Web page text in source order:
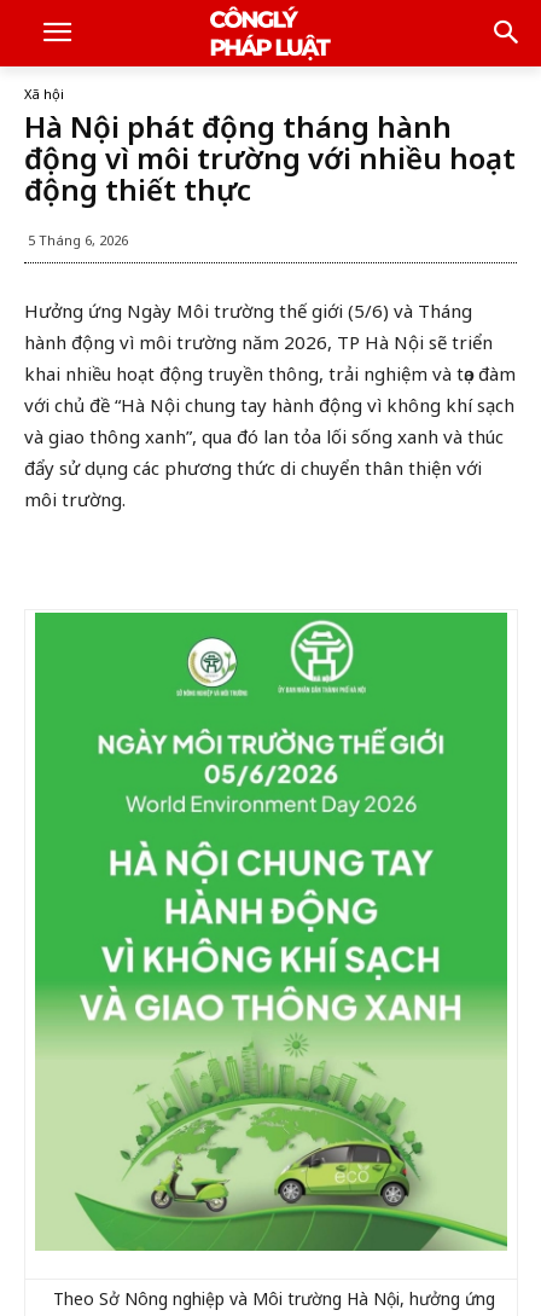
Xã hội
Hà Nội phát động tháng hành
động vì môi trường với nhiều hoạt
động thiết thực
5 Tháng 6, 2026
Hưởng ứng Ngày Môi trường thế giới (5/6) và Tháng
hành động vì môi trường năm 2026, TP Hà Nội sẽ triển
khai nhiều hoạt động truyền thông, trải nghiệm và tọa đàm
với chủ đề “Hà Nội chung tay hành động vì không khí sạch
và giao thông xanh”, qua đó lan tỏa lối sống xanh và thúc
đẩy sử dụng các phương thức di chuyển thân thiện với
môi trường.
Theo Sở Nông nghiệp và Môi trường Hà Nội, hưởng ứng